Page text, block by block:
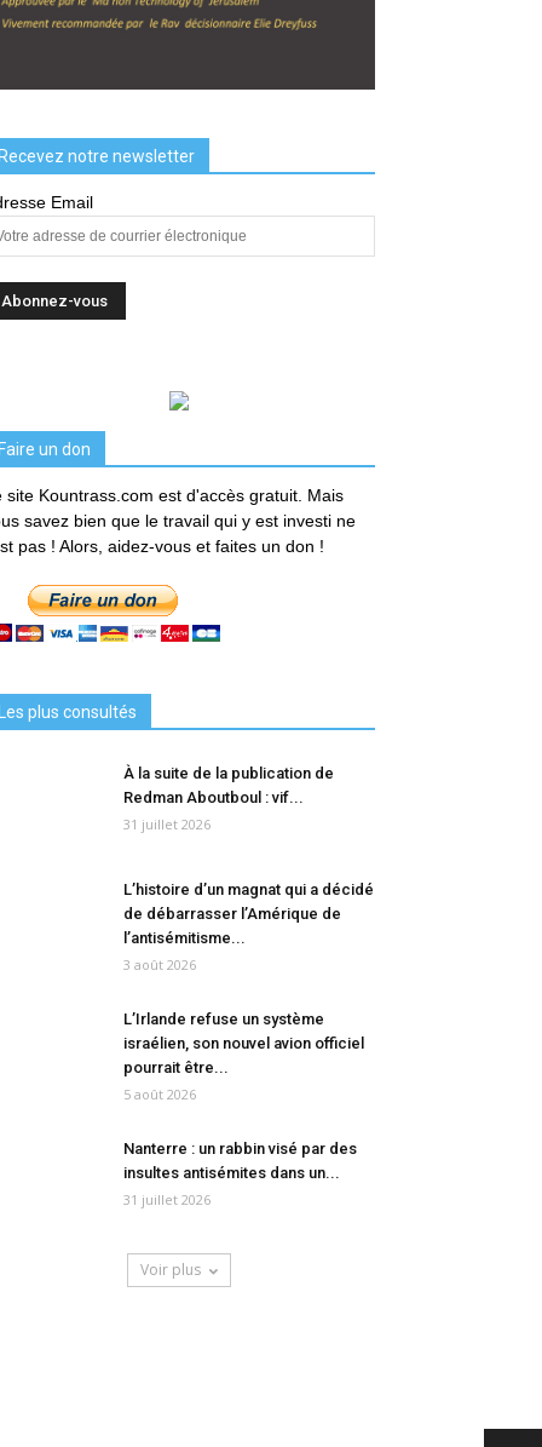
Recevez notre newsletter
Email
Faire un don
site Kountrass.com est d'accès gratuit. Mais
savez bien que le travail qui y est investi ne
pas ! Alors, aidez-vous et faites un don !
Les plus consultés
À la suite de la publication de
Redman Aboutboul : vif...
31 juillet 2026
L’histoire d’un magnat qui a décidé
de débarrasser l’Amérique de
l’antisémitisme...
3 août 2026
L’Irlande refuse un système
israélien, son nouvel avion officiel
pourrait être...
5 août 2026
Nanterre : un rabbin visé par des
insultes antisémites dans un...
31 juillet 2026
Voir plus